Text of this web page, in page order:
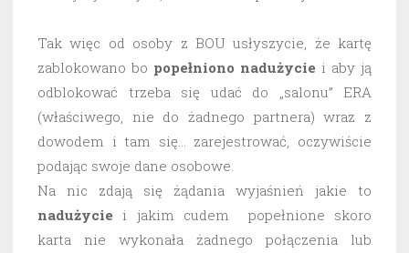
Tak więc od osoby z BOU usłyszycie, że kartę
zablokowano bo popełniono nadużycie i aby ją
odblokować trzeba się udać do „salonu” ERA
(właściwego, nie do żadnego partnera) wraz z
dowodem i tam się… zarejestrować, oczywiście
podając swoje dane osobowe.
Na nic zdają się żądania wyjaśnień jakie to
nadużycie i jakim cudem popełnione skoro
karta nie wykonała żadnego połączenia lub